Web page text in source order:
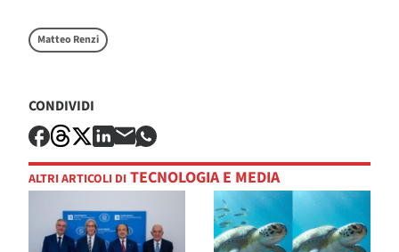
Matteo Renzi
CONDIVIDI
ALTRI ARTICOLI DI TECNOLOGIA E MEDIA